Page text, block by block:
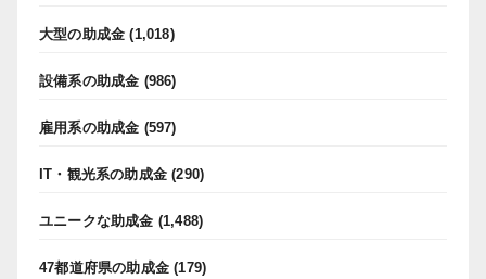
大型の助成金 (1,018)
設備系の助成金 (986)
雇用系の助成金 (597)
IT・観光系の助成金 (290)
ユニークな助成金 (1,488)
47都道府県の助成金 (179)